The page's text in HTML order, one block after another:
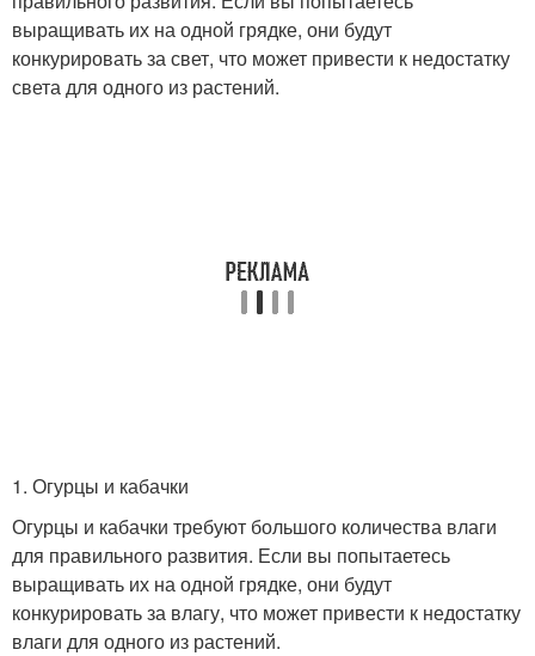
выращивать их на одной грядке, они будут
конкурировать за свет, что может привести к недостатку
света для одного из растений.
1. Огурцы и кабачки
Огурцы и кабачки требуют большого количества влаги
для правильного развития. Если вы попытаетесь
выращивать их на одной грядке, они будут
конкурировать за влагу, что может привести к недостатку
влаги для одного из растений.